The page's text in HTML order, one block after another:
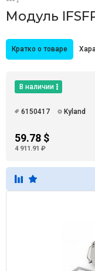
Модуль
Кратко о товаре
В наличии
6150417 Kyland
59.78 $
4 911.91 ₽